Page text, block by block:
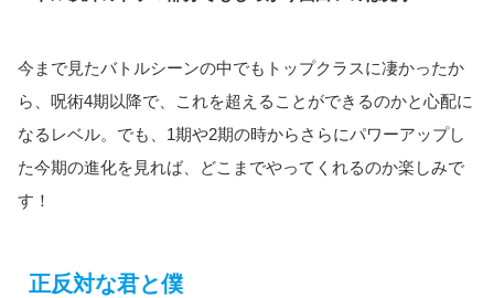
今まで見たバトルシーンの中でもトップクラスに凄かったか
ら、呪術4期以降で、これを超えることができるのかと心配に
なるレベル。でも、1期や2期の時からさらにパワーアップし
た今期の進化を見れば、どこまでやってくれるのか楽しみで
す！
正反対な君と僕